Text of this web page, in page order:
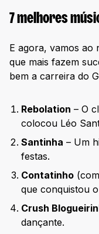
7 melhores
E agora, vamos ao
que mais fazem
bem a carreira do
Rebolation – O
colocou Léo
Santinha – Um
festas.
Contatinho
que conquistou
Crush
dançante.